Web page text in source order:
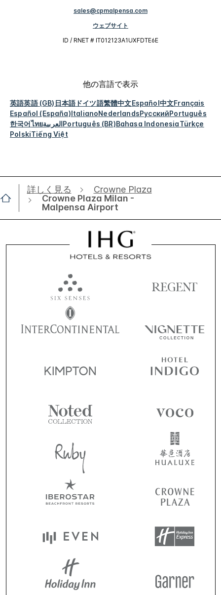
sales@cpmalpensa.com
ウェブサイト
ID / RNET # IT012123A1UXFDTE6E
他の言語で表示
英語英語 (GB) 日本語 ドイツ語繁體中文Español中文Français
Español (España)ItalianoNederlandsРусскийPortuguês
한국어ไทยالعربيةPortuguês (BR)Bahasa IndonesiaTürkçe
PolskiTiếng Việt
詳しく見る
Crowne Plaza
Crowne Plaza Milan -
Malpensa Airport